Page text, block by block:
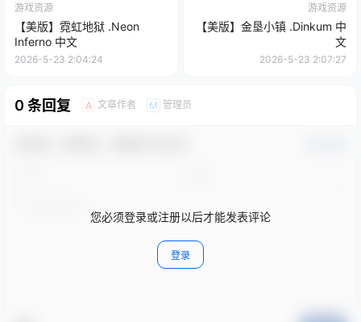
游戏资源
【美版】霓虹地狱 .Neon
Inferno 中文
2026-5-23 2:04:24
游戏资源
【美版】金垦小镇 .Dinkum 中
文
2026-5-23 2:07:27
0 条回复 A 文章作者 M 管理员
您必须登录或注册以后才能发表评论
登录